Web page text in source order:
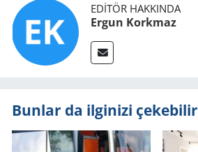
EDITÖR HAKKINDA
Ergun Korkmaz
Bunlar da ilginizi çekebilir